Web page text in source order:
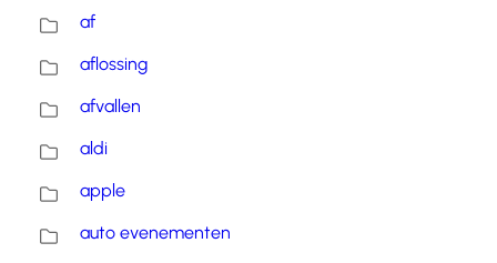
af
aflossing
afvallen
aldi
apple
auto evenementen